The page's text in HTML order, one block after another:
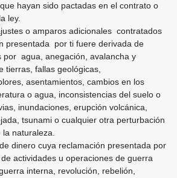
que hayan sido pactadas en el contrato o
ley.
o amparos adicionales contratados
presentada
por ti fuere derivada de
por agua, anegación, avalancha y
tierras, fallas geológicas,
asentamientos, cambios en los
o agua, inconsistencias del suelo o
inundaciones, erupción volcánica,
tsunami o cualquier otra perturbación
naturaleza.
dinero cuya reclamación presentada por
actividades u operaciones de guerra
interna, revolución, rebelión,